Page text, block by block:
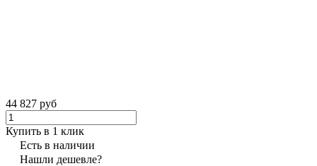
44 827 руб
Купить в 1 клик
Есть в наличии
Нашли дешевле?